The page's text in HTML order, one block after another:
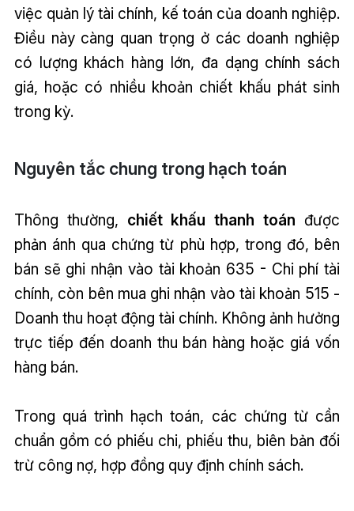
việc quản lý tài chính, kế toán của doanh nghiệp.
Điều này càng quan trọng ở các doanh nghiệp
có lượng khách hàng lớn, đa dạng chính sách
giá, hoặc có nhiều khoản chiết khấu phát sinh
trong kỳ.
Nguyên tắc chung trong hạch toán
Thông thường, chiết khấu thanh toán được
phản ánh qua chứng từ phù hợp, trong đó, bên
bán sẽ ghi nhận vào tài khoản 635 - Chi phí tài
chính, còn bên mua ghi nhận vào tài khoản 515 -
Doanh thu hoạt động tài chính. Không ảnh hưởng
trực tiếp đến doanh thu bán hàng hoặc giá vốn
hàng bán.
Trong quá trình hạch toán, các chứng từ cần
chuẩn gồm có phiếu chi, phiếu thu, biên bản đối
trừ công nợ, hợp đồng quy định chính sách.